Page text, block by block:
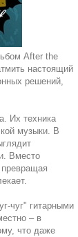
After the
настоящий
решений,
Их техника
музыки. В
Вместо
чуг" гитарными
– в
что даже